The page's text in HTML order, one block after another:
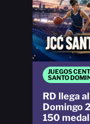
JUEGOS
SANTO
RD llega
Domingo
150